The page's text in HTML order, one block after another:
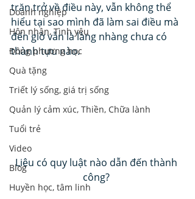
Doanh nghiệp
Hôn nhân, Tình yêu
Đông phương học
Quà tặng
Triết lý sống, giá trị sống
Quản lý cảm xúc, Thiền, Chữa lành
Tuổi trẻ
Video
Blog
Huyền học, tâm linh
trăn trở về điều này, vẫn không thể
hiểu tại sao mình đã làm sai điều mà
đến giờ vẫn là làng nhàng chưa có
thành tựu nào.
Liệu có quy luật nào dẫn đến thành
công?